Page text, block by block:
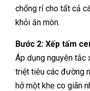
chống rỉ cho tất cả
khỏi ăn mòn.
Bước 2: Xếp tấm
Áp dụng nguyên tắc
triệt tiêu các đường
hở một khe co giãn